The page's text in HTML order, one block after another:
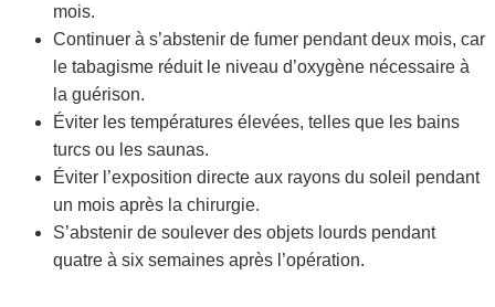
mois.
Continuer à s’abstenir de fumer pendant deux mois, car
le tabagisme réduit le niveau d’oxygène nécessaire à
la guérison.
Éviter les températures élevées, telles que les bains
turcs ou les saunas.
Éviter l’exposition directe aux rayons du soleil pendant
un mois après la chirurgie.
S’abstenir de soulever des objets lourds pendant
quatre à six semaines après l’opération.